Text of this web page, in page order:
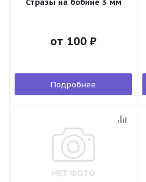
Стразы на бобине 3 мм
от 100 ₽
Подробнее